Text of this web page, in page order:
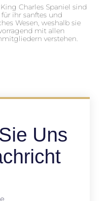
Charles Spaniel sind
ihr sanftes und
Wesen, weshalb sie
mit allen
verstehen.
Uns